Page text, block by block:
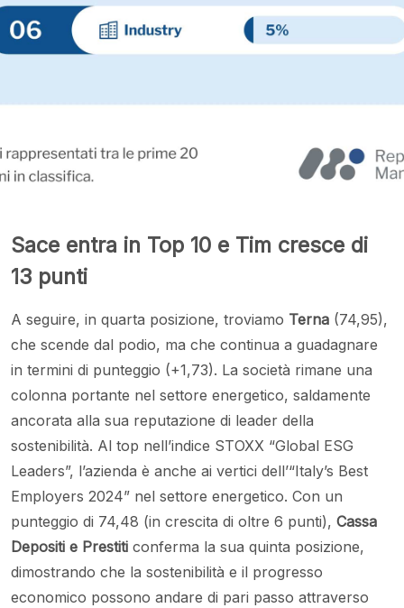
Sace entra in Top 10 e Tim cresce di
13 punti
A seguire, in quarta posizione, troviamo Terna (74,95),
che scende dal podio, ma che continua a guadagnare
in termini di punteggio (+1,73). La società rimane una
colonna portante nel settore energetico, saldamente
ancorata alla sua reputazione di leader della
sostenibilità. Al top nell’indice STOXX “Global ESG
Leaders”, l’azienda è anche ai vertici dell’“Italy’s Best
Employers 2024” nel settore energetico. Con un
punteggio di 74,48 (in crescita di oltre 6 punti), Cassa
Depositi e Prestiti conferma la sua quinta posizione,
dimostrando che la sostenibilità e il progresso
economico possono andare di pari passo attraverso